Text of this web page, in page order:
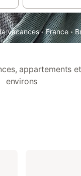
vacances · France ·
appartements
environs